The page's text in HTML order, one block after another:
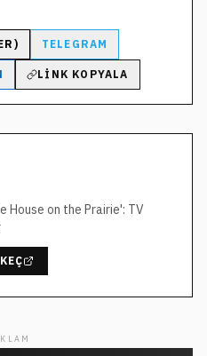
TELEGRAM
LINK KOPYALA
House on the Prairie': TV